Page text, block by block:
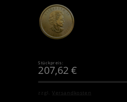
Stückpreis:
207,62€
zzgl.Versandkosten